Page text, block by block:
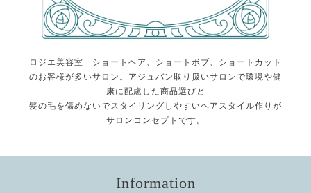
ロジエ美容室 ショートヘア、ショートボブ、ショートカット
のお客様が多いサロン。アジュバン取り扱いサロンで環境や健
康に配慮した商品選びと
髪の毛を傷めないでスタイリングしやすいヘアスタイル作りが
サロンコンセプトです。
Information